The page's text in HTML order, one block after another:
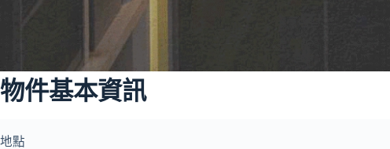
物件基本資訊
地點